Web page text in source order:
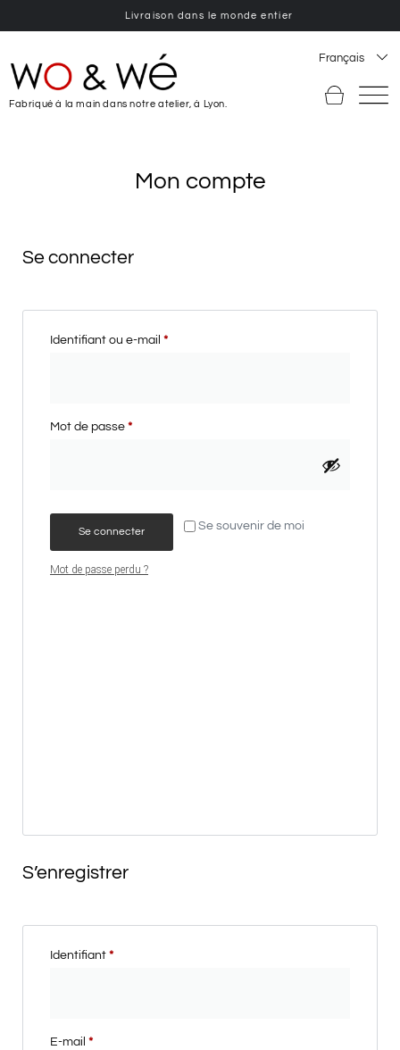
Livraison dans le monde entier
Fabriqué à la main dans notre atelier, à Lyon.
Français
Mon compte
Se connecter
Identifiant ou e-mail *
Mot de passe *
Se souvenir de moi
Se connecter
Mot de passe perdu ?
S’enregistrer
Identifiant *
E-mail *